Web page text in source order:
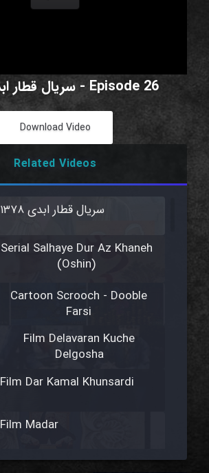
سریال قطار ابدی ۱۳۷۸ - Episode 26
Download Video
Related Videos
سریال قطار ابدی ۱۳۷۸
Serial Salhaye Dur Az Khaneh
(Oshin)
Cartoon Scrooch - Dooble
Farsi
Film Delavaran Kuche
Delgosha
Film Dar Kamal Khunsardi
Film Madar